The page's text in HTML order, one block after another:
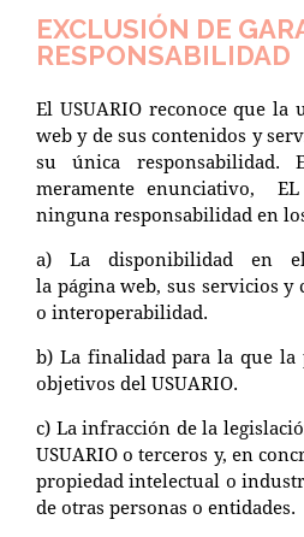
EXCLUSIÓN DE
RESPONSABILIDAD
El USUARIO reconoce que
web y de sus contenidos y
su única responsabilidad.
meramente enunciativo,
ninguna responsabilidad en
a) La disponibilidad en
la página web, sus servicios y
o interoperabilidad.
b) La finalidad para la que la
objetivos del USUARIO.
c) La infracción de la
USUARIO o terceros y, en
propiedad intelectual o
de otras personas o entidades.